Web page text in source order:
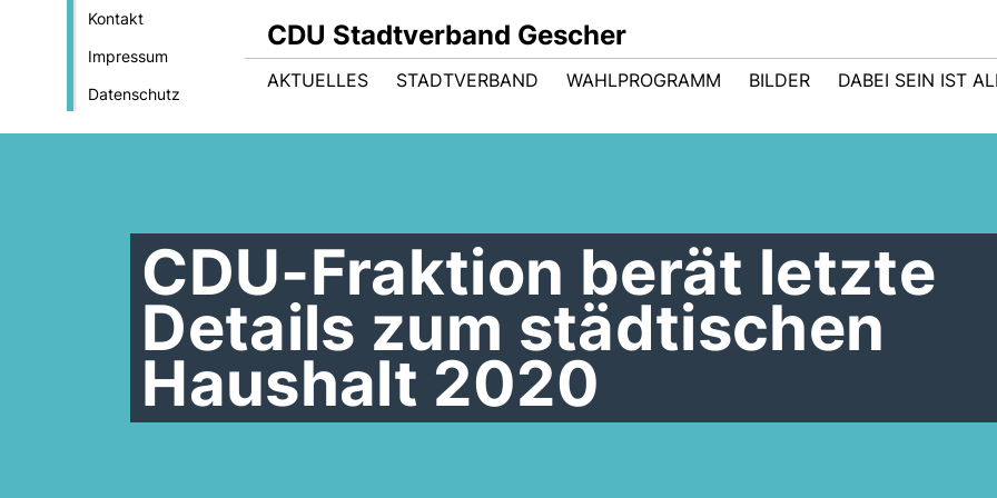
Kontakt
Impressum
Datenschutz
CDU Stadtverband Gescher
AKTUELLES STADTVERBAND WAHLPROGRAMM BILDER DABEI SEIN IST
CDU-Fraktion berät letzte
Details zum städtischen
Haushalt 2020